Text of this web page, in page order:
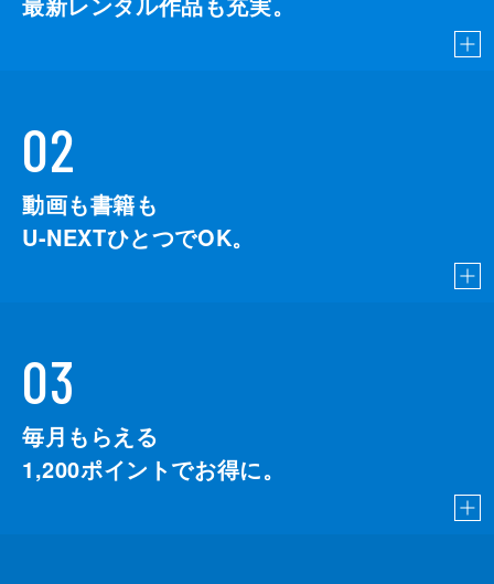
02
動画も書籍も
U-NEXTひとつでOK。
03
毎月もらえる
1,200ポイントでお得に。